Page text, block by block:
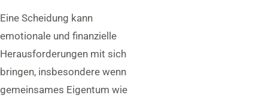
Eine Scheidung kann
emotionale und finanzielle
Herausforderungen mit sich
bringen, insbesondere wenn
gemeinsames Eigentum wie